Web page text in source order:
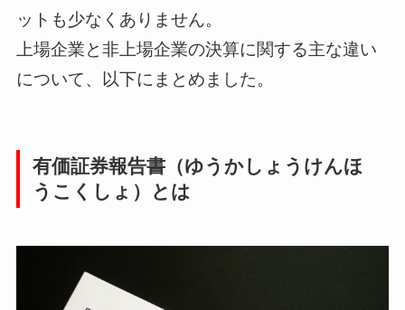
ットも少なくありません。
上場企業と非上場企業の決算に関する主な違い
について、以下にまとめました。
有価証券報告書（ゆうかしょうけんほ
うこくしょ）とは